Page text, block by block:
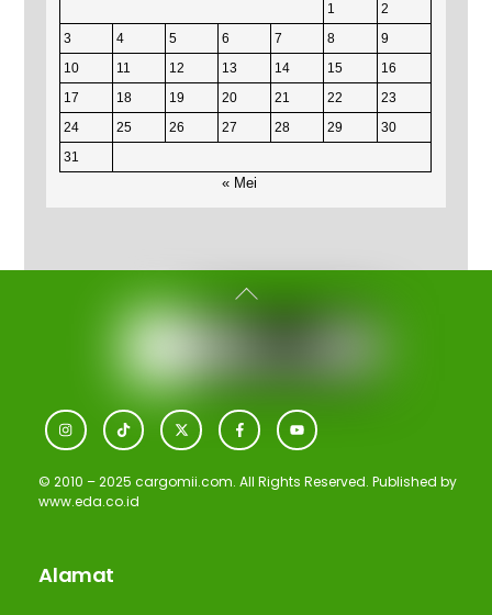
1
2
3
4 5 6 7 8
9
10
11 12 13 14 15
16
17
18 19 20 21 22
23
24
25 26 27 28 29
30
31
« Mei
Back
Icon
Icon
Icon
Icon
Icon
© 2010 – 2025 cargomii.com. All Rights Reserved. Published by
www.eda.co.id
Alamat